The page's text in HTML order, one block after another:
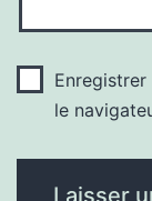
le